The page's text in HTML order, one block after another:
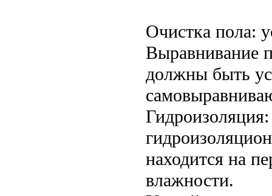
Очистка пола:
Выравнивание
должны быть
находится на
влажности.